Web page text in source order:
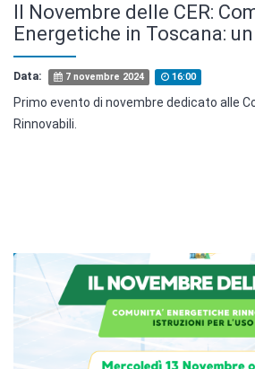
Il Novembre delle CER:
Energetiche in Toscana:
Data: 7 novembre 2024 16:00
Primo evento di novembre dedicato alle
Rinnovabili.